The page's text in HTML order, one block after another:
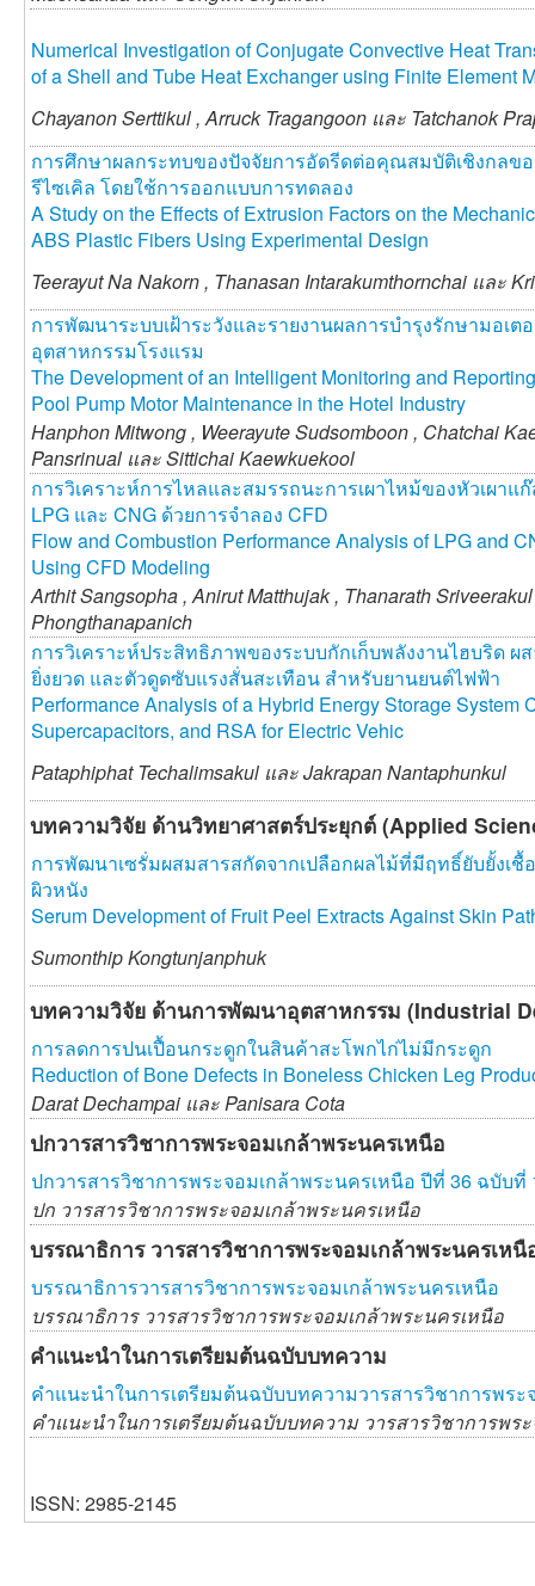
Numerical Investigation of Conjugate Convective Heat
of a Shell and Tube Heat Exchanger using Finite Element
Chayanon Serttikul ,Arruck Tragangoon และ Tatchanok
การศึกษาผลกระทบของปัจจัยการอัดรีดต่อคุณสมบัติเชิงกลขอ
รีไซเคิล โดยใช้การออกแบบการทดลอง
A Study on the Effects of Extrusion Factors on the
ABS Plastic Fibers Using Experimental Design
Teerayut Na Nakorn , Thanasan Intarakumthornchai และ
การพัฒนาระบบเฝ้าระวังและรายงานผลการบำรุงรักษามอเต
อุตสาหกรรมโรงแรม
The Development of an Intelligent Monitoring and
Pool Pump Motor Maintenance in the Hotel Industry
Hanphon Mitwong , Weerayute Sudsomboon , Chatchai
Pansrinual และSittichai Kaewkuekool
การวิเคราะห์การไหลและสมรรถนะการเผาไหม้ของหัวเผาแ
LPG และ CNG ด้วยการจำลอง CFD
Flow and Combustion Performance Analysis of LPG and
Using CFD Modeling
Arthit Sangsopha ,Anirut Matthujak , Thanarath
Phongthanapanich
การวิเคราะห์ประสิทธิภาพของระบบกักเก็บพลังงานไฮบริด ผ
ยิ่งยวด และตัวดูดซับแรงสั่นสะเทือน สำหรับยานยนต์ไฟฟ้า
Performance Analysis of a Hybrid Energy Storage System
Supercapacitors, and RSA for Electric Vehic
Pataphiphat Techalimsakul และJakrapan Nantaphunkul
บทความวิจัย ด้านวิทยาศาสตร์ประยุกต์ (Applied
การพัฒนาเซรั่มผสมสารสกัดจากเปลือกผลไม้ที่มีฤทธิ์ยับยั้งเชื้
ผิวหนัง
Serum Development of Fruit Peel Extracts Against Skin
Sumonthip Kongtunjanphuk
บทความวิจัย ด้านการพัฒนาอุตสาหกรรม (Industrial
การลดการปนเปื้อนกระดูกในสินค้าสะโพกไก่ไม่มีกระดูก
Reduction of Bone Defects in Boneless Chicken Leg
Darat Dechampai และPanisara Cota
ปกวารสารวิชาการพระจอมเกล้าพระนครเหนือ
ปกวารสารวิชาการพระจอมเกล้าพระนครเหนือ ปีที่ 36 ฉบับที่
ปก วารสารวิชาการพระจอมเกล้าพระนครเหนือ
บรรณาธิการ วารสารวิชาการพระจอมเกล้าพระนครเหนื
บรรณาธิการวารสารวิชาการพระจอมเกล้าพระนครเหนือ
บรรณาธิการ วารสารวิชาการพระจอมเกล้าพระนครเหนือ
คำแนะนำในการเตรียมต้นฉบับบทความ
คำแนะนำในการเตรียมต้นฉบับบทความวารสารวิชาการพระ
คำแนะนำในการเตรียมต้นฉบับบทความ วารสารวิชาการพร
ISSN: 2985-2145